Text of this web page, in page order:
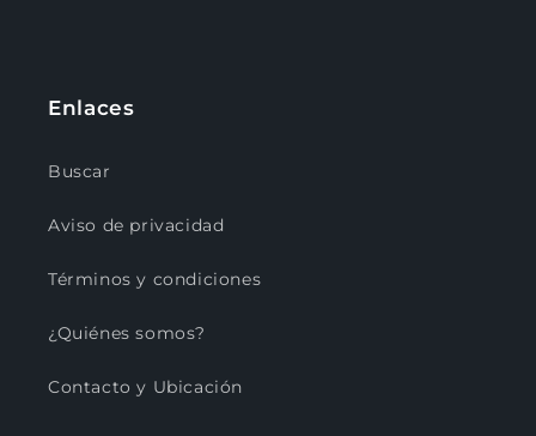
Enlaces
Buscar
Aviso de privacidad
Términos y condiciones
¿Quiénes somos?
Contacto y Ubicación